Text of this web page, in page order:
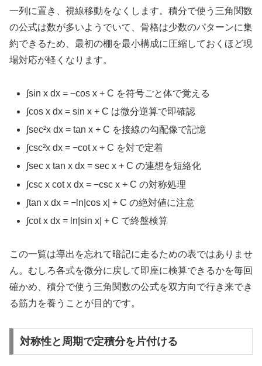
一列に置き、視線移動をなくします。積分で使う三角関数
の公式は数が多いようでいて、骨格は少数のパターンに集
約できるため、最初の棚を最小構成に圧縮しておくほど現
場対応が軽くなります。
∫sin x dx = −cos x + C を符号ごと体で覚える
∫cos x dx = sin x + C は微分逆算で即確認
∫sec²x dx = tan x + C を接線の勾配像で記憶
∫csc²x dx = −cot x + C を対で定着
∫sec x tan x dx = sec x + C の連想を短絡化
∫csc x cot x dx = −csc x + C の対称処理
∫tan x dx = −ln|cos x| + C の絶対値に注意
∫cot x dx = ln|sin x| + C で終盤検算
この一覧は導出を忘れて暗記に走るための表ではありませ
ん。むしろ各式を微分に戻して即座に検算できるかを毎回
確かめ、積分で使う三角関数の公式を双方向で行き来でき
る筋力を養うことが目的です。
対称性と周期で定積分を片付ける